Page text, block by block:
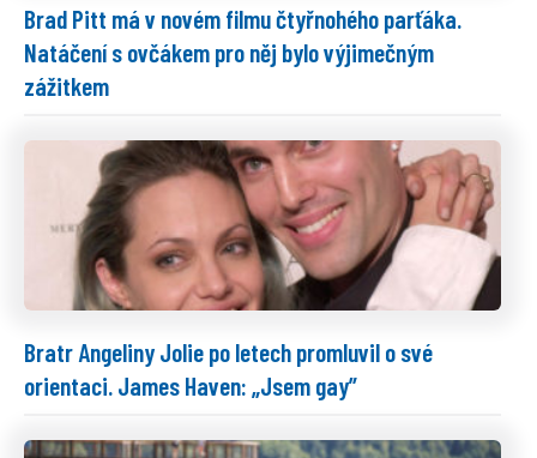
Brad Pitt má v novém filmu čtyřnohého parťáka.
Natáčení s ovčákem pro něj bylo výjimečným
zážitkem
Bratr Angeliny Jolie po letech promluvil o své
orientaci. James Haven: „Jsem gay”